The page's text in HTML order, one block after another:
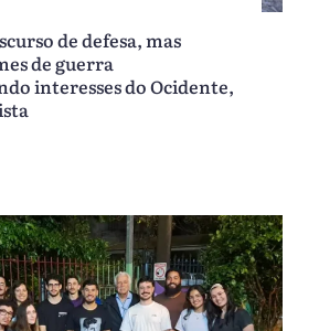
de defesa, mas
de guerra
interesses do Ocidente,